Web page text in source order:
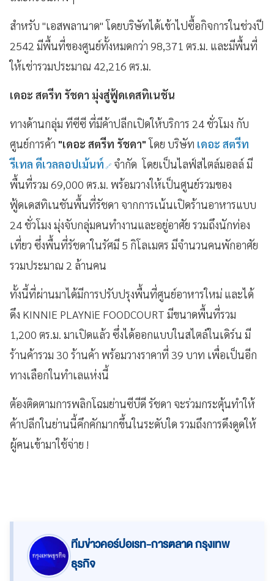
สำหรับ "เอสพลานาด" โดยบริษัทได้เข้าไปซื้อกิจการในช่วงปี
2542 มีพื้นที่ของศูนย์ทั้งหมดกว่า 98,371 ตร.ม. และมีพื้นที่
ให้เช่ารวมประมาณ 42,216 ตร.ม.
เดอะ สตรีท รัชดา มุ่งสู่ฟู้ดเดสทิเนชัน
ทางด้านกลุ่ม ทีซีซี ที่มีค้าปลีกเปิดให้บริการ 24 ชั่วโมง กับ
ศูนย์การค้า "เดอะ สตรีท รัชดา" โดย บริษัท เดอะ สตรีท
รีเทล ดีเวลลอปเม้นท์ จำกัด โดยเป็นไลฟ์สไตล์มอลล์ มี
พื้นที่รวม 69,000 ตร.ม. พร้อมวางให้เป็นศูนย์รวมของ
ฟู้ดเดสทิเนชันพื้นที่รัชดา จากการเน้นเปิดร้านอาหารแบบ
24 ชั่วโมง มุ่งจับกลุ่มคนทำงานและอยู่อาศัย รวมถึงนักท่อง
เที่ยว ซึ่งพื้นที่รัชดาในรัศมี 5 กิโลเมตร มีจำนวนคนพักอาศัย
รวมประมาณ 2 ล้านคน
ทั้งนี้ที่ผ่านมาได้มีการปรับปรุงพื้นที่ศูนย์อาหารใหม่ และได้
ดึง KINNIE PLAYNiE FOODCOURT มีขนาดพื้นที่รวม
1,200 ตร.ม. มาเปิดแล้ว ซึ่งได้ออกแบบในสไตล์ในเดิร์น มี
ร้านค้ารวม 30 ร้านค้า พร้อมวางราคาที่ 39 บาท เพื่อเป็นอีก
ทางเลือกในทำเลแห่งนี้
ต้องติดตามการพลิกโฉมย่านซีบีดี รัชดา จะร่วมกระตุ้นทำให้
ค้าปลีกในย่านนี้คึกคักมากขึ้นในระดับใด รวมถึงการดึงดูดให้
ผู้คนเข้ามาใช้จ่าย !
ทีมข่าวคอร์ปอเรท-การตลาด กรุงเทพ
ธุรกิจ